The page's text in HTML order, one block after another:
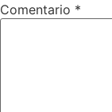
Comentario *